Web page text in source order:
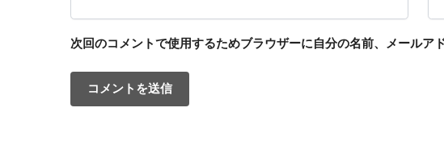
次回のコメントで使用するためブラウザーに自分の名前、メールア